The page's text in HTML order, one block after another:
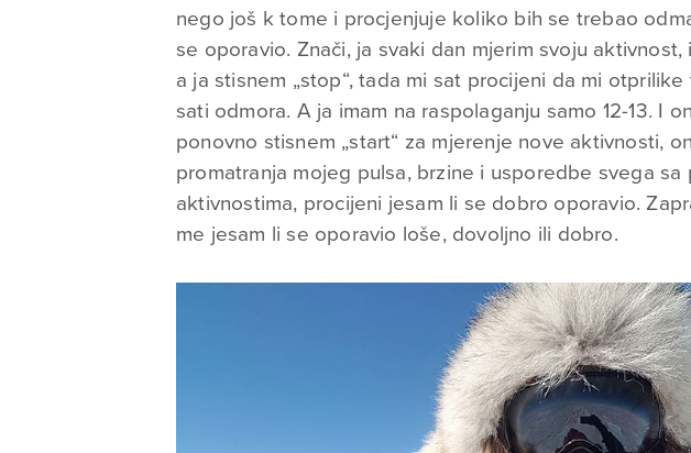
nego još k tome i procjenjuje koliko bih se trebao
se oporavio. Znači, ja svaki dan mjerim svoju aktivnost,
a ja stisnem „stop“, tada mi sat procijeni da mi
sati odmora. A ja imam na raspolaganju samo 12-13. I
ponovno stisnem „start“ za mjerenje nove aktivnosti,
promatranja mojeg pulsa, brzine i usporedbe svega sa
aktivnostima, procijeni jesam li se dobro oporavio.
me jesam li se oporavio loše, dovoljno ili dobro.